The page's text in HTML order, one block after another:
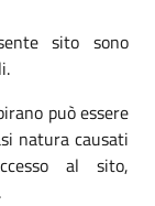
sito sono
può essere
natura causati
al sito,